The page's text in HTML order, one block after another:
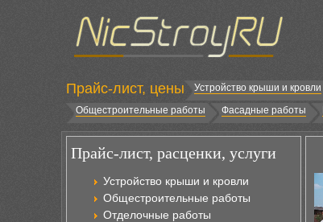
Прайс-лист, цены Устройство крыши и кровли
Общестроительные работы
Фасадные работы
Прайс-лист, расценки, услуги
Устройство крыши и кровли
Общестроительные работы
Отделочные работы